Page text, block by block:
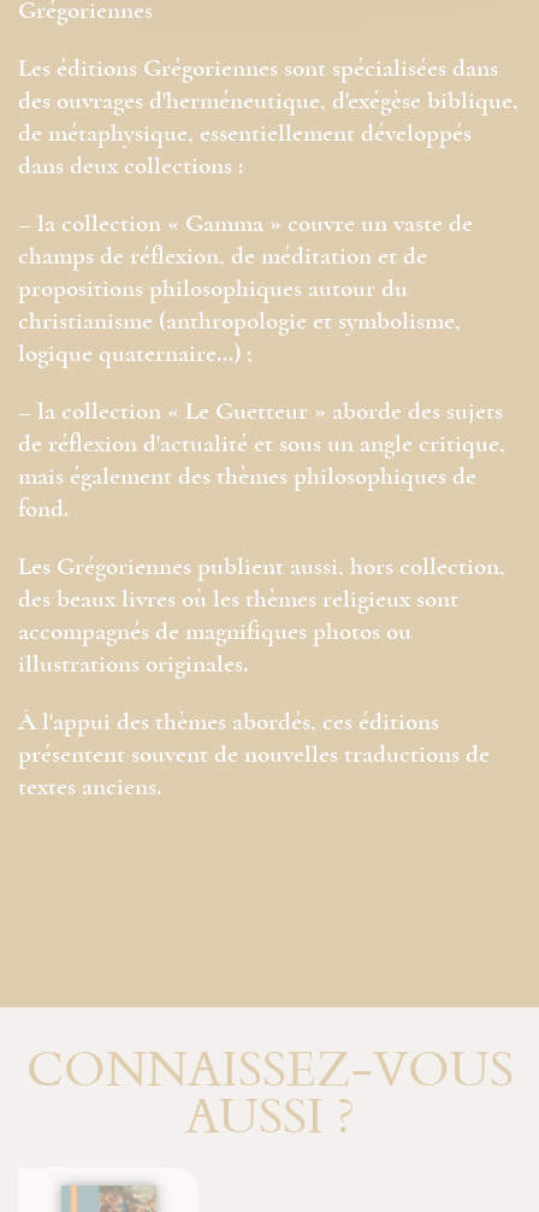
Grégoriennes
Les éditions Grégoriennes sont spécialisées dans
des ouvrages d'herméneutique, d'exégèse biblique,
de métaphysique, essentiellement développés
dans deux collections :
– la collection « Gamma » couvre un vaste de
champs de réflexion, de méditation et de
propositions philosophiques autour du
christianisme (anthropologie et symbolisme,
logique quaternaire…) ;
– la collection « Le Guetteur » aborde des sujets
de réflexion d'actualité et sous un angle critique,
mais également des thèmes philosophiques de
fond.
Les Grégoriennes publient aussi, hors collection,
des beaux livres où les thèmes religieux sont
accompagnés de magnifiques photos ou
illustrations originales.
À l'appui des thèmes abordés, ces éditions
présentent souvent de nouvelles traductions de
textes anciens.
CONNAISSEZ-VOUS
AUSSI ?